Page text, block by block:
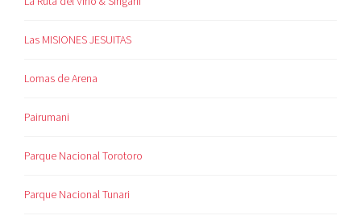
Las MISIONES JESUITAS
Lomas de Arena
Pairumani
Parque Nacional Torotoro
Parque Nacional Tunari